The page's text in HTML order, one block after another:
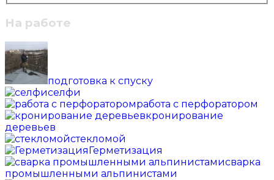
На работе
подготовка к спуску
селфи
работа с перфоратором
кронирование
деревьев
стекломой
Герметизация
сварка
промышленными альпинистами